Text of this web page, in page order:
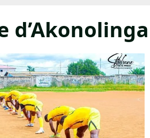
d’Akonolinga